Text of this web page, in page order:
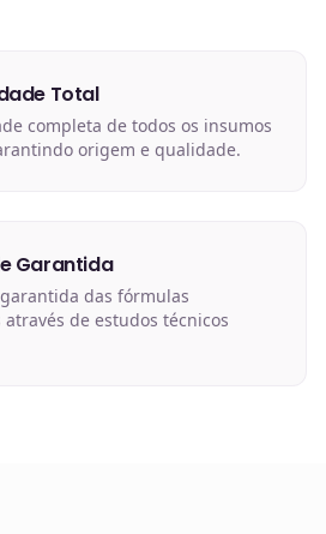
Total
completa de todos os insumos
origem e qualidade.
Garantida
das fórmulas
de estudos técnicos